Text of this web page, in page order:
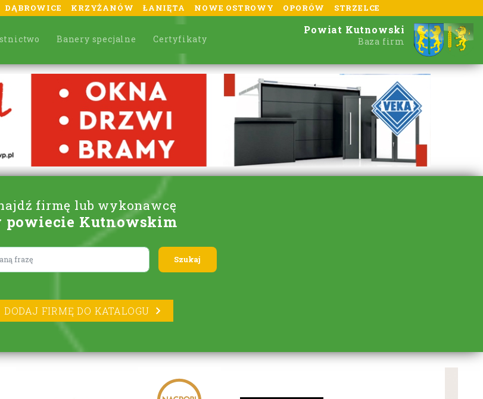
DĄBROWICE KRZYŻANÓW ŁANIĘTA NOWE OSTROWY OPORÓW STRZELCE
Banery specjalne Certyfikaty
Powiat Kutnowski
Baza firm
firmę lub wykonawcę
powiecie Kutnowskim
DODAJ FIRMĘ DO KATALOGU